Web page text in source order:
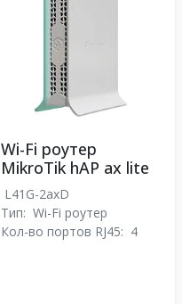
Wi-Fi роутер
MikroTik hAP ax lite
L41G-2axD
Тип: Wi-Fi роутер
Кол-во портов RJ45: 4